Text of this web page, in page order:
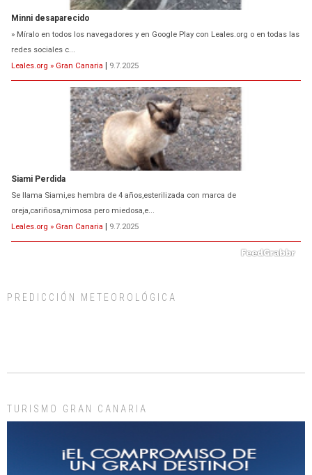
Minni desaparecido
» Míralo en todos los navegadores y en Google Play con Leales.org o en todas las
redes sociales c...
Leales.org » Gran Canaria | 9.7.2025
Siami Perdida
Se llama Siami,es hembra de 4 años,esterilizada con marca de
oreja,cariñosa,mimosa pero miedosa,e...
Leales.org » Gran Canaria | 9.7.2025
días, ella incluida...
PREDICCIÓN METEOROLÓGICA
TURISMO GRAN CANARIA